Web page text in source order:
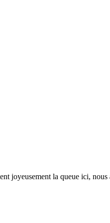
joyeusement la queue ici,